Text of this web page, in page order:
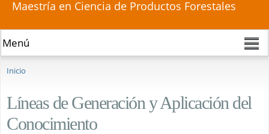
Maestría en Ciencia de Productos Forestales
Inicio
Líneas de Generación y Aplicación del
Conocimiento